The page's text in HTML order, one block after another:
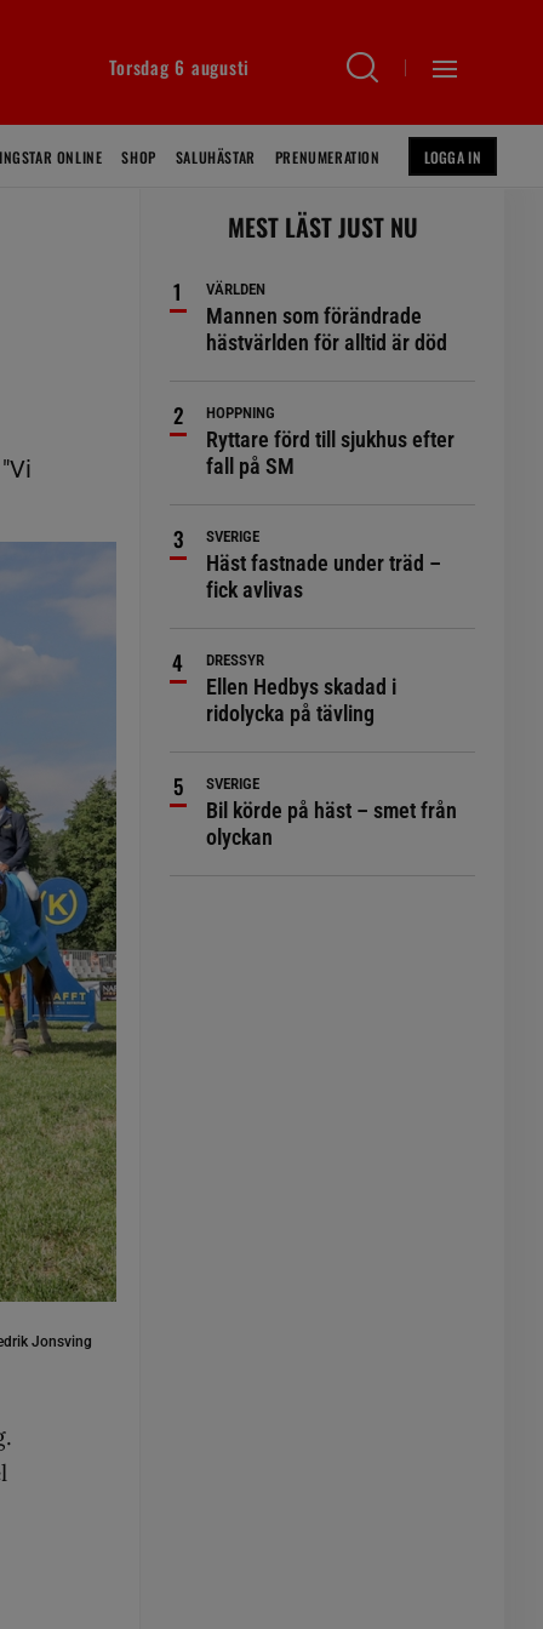
Torsdag 6 augusti
ONLINE SHOP SALUHÄSTAR PRENUMERATION LOGGA IN
Jonsving
MEST LÄST JUST NU
VÄRLDEN
Mannen som förändrade
hästvärlden för alltid är död
HOPPNING
Ryttare förd till sjukhus efter
fall på SM
SVERIGE
Häst fastnade under träd –
fick avlivas
DRESSYR
Ellen Hedbys skadad i
ridolycka på tävling
SVERIGE
Bil körde på häst – smet från
olyckan